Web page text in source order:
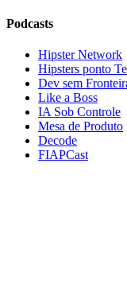
Podcasts
Hipster Network
Hipsters ponto
Dev sem
Like a Boss
IA Sob Controle
Mesa de Produto
Decode
FIAPCast